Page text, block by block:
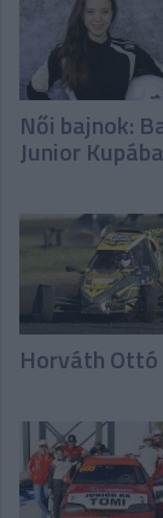
Női bajnok:
Junior
Horváth Ottó